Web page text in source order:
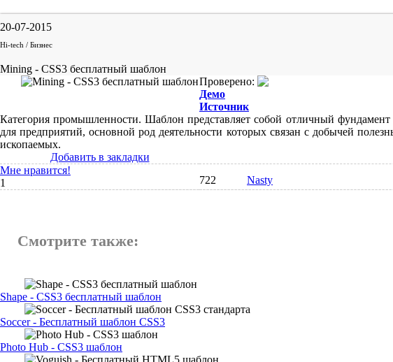
20-07-2015
Hi-tech / Бизнес
Mining - CSS3 бесплатный шаблон
Проверено:
Демо
Источник
Категория промышленности. Шаблон представляет собой отличный фундамент
для предприятий, основной род деятельности которых связан с добычей
ископаемых.
Добавить в закладки
Мне нравится!
1
722 Nasty
Смотрите также:
Shape - CSS3 бесплатный шаблон
Soccer - Бесплатный шаблон CSS3
Photo Hub - CSS3 шаблон